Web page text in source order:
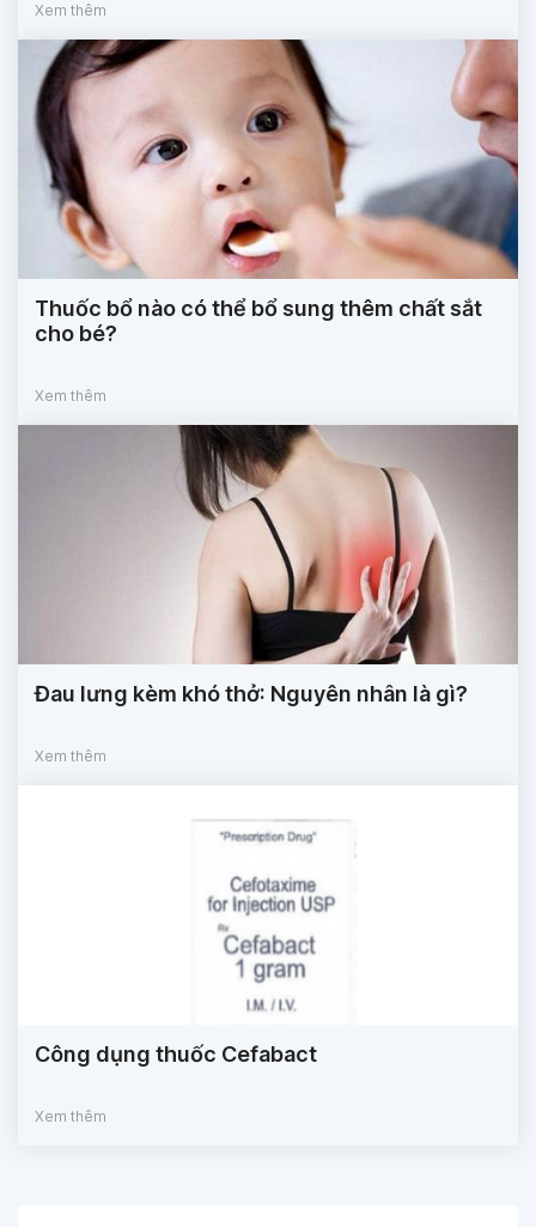
Xem thêm
Thuốc bổ nào có thể bổ sung thêm chất sắt
cho bé?
Xem thêm
Đau lưng kèm khó thở: Nguyên nhân là gì?
Xem thêm
Công dụng thuốc Cefabact
Xem thêm